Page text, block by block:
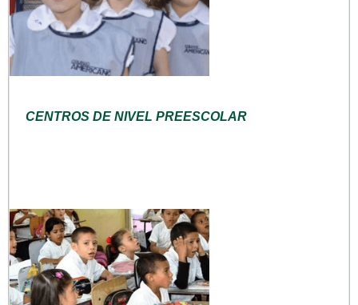
CENTROS DE NIVEL PREESCOLAR